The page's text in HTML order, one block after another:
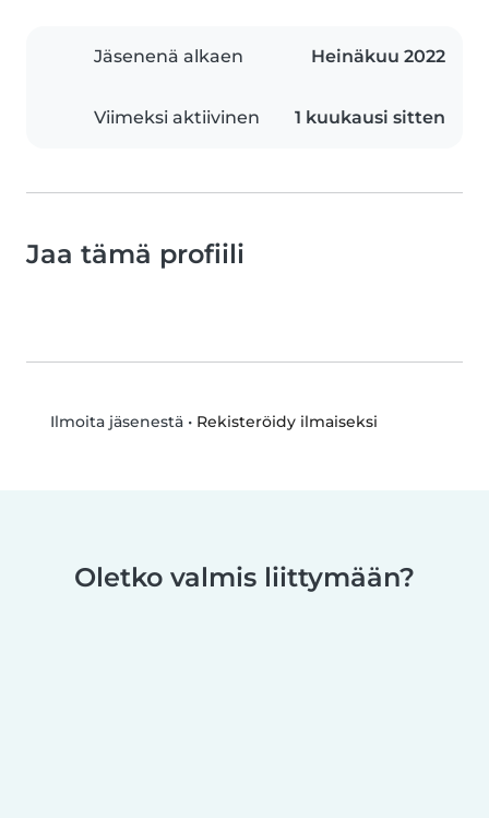
Jäsenenä alkaen Heinäkuu 2022
Viimeksi aktiivinen 1 kuukausi sitten
Jaa tämä profiili
Ilmoita jäsenestä• Rekisteröidy ilmaiseksi
Oletko valmis liittymään?